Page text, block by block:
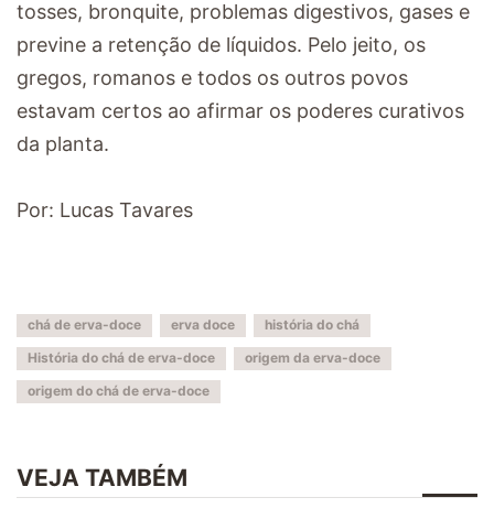
tosses, bronquite, problemas digestivos, gases e
previne a retenção de líquidos. Pelo jeito, os
gregos, romanos e todos os outros povos
estavam certos ao afirmar os poderes curativos
da planta.
Por: Lucas Tavares
chá de erva-doce erva doce
história do chá
História do chá de erva-doce
origem da erva-doce
origem do chá de erva-doce
VEJA TAMBÉM